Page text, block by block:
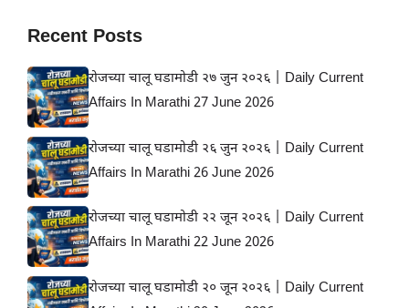
Recent Posts
रोजच्या चालू घडामोडी २७ जुन २०२६ | Daily Current
Affairs In Marathi 27 June 2026
रोजच्या चालू घडामोडी २६ जुन २०२६ | Daily Current
Affairs In Marathi 26 June 2026
रोजच्या चालू घडामोडी २२ जून २०२६ | Daily Current
Affairs In Marathi 22 June 2026
रोजच्या चालू घडामोडी २० जून २०२६ | Daily Current